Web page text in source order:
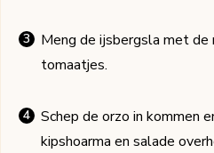
Meng de ijsbergsla met de
tomaatjes.
Schep de orzo in kommen
kipshoarma en salade